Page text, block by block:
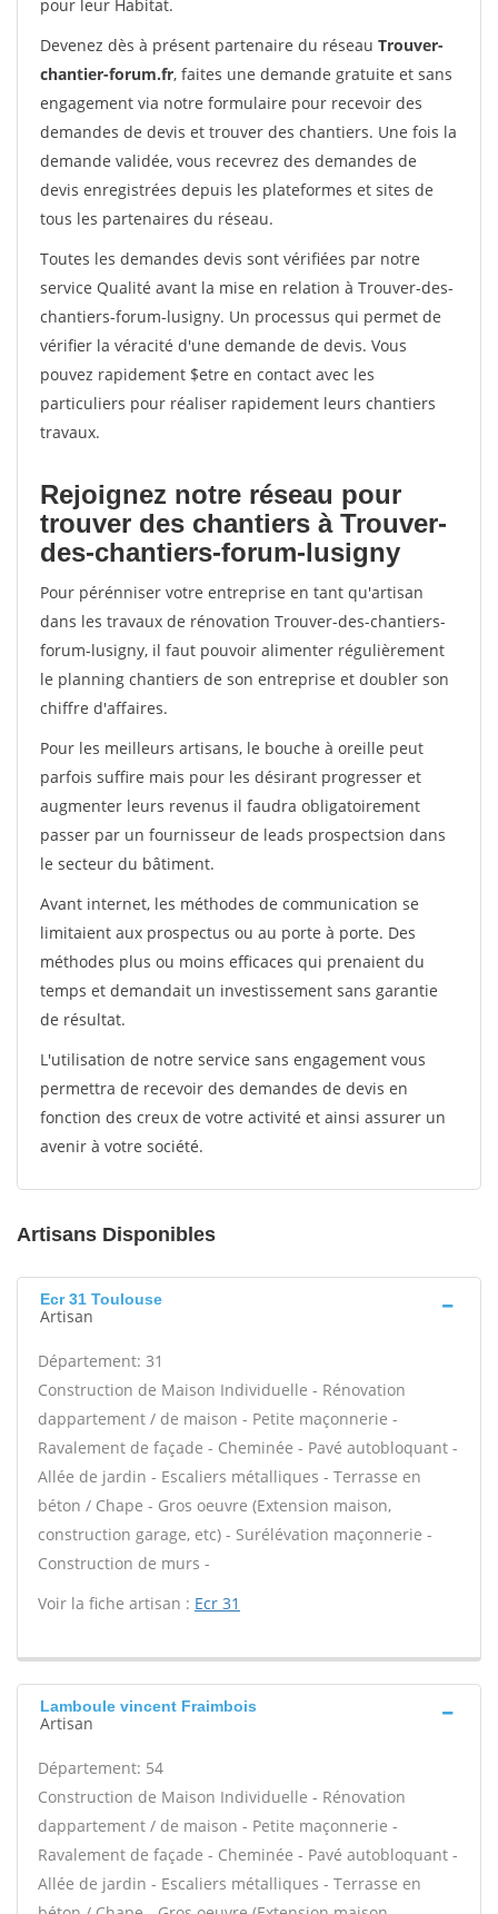
pour leur Habitat.
Devenez dès à présent partenaire du réseau Trouver-
chantier-forum.fr, faites une demande gratuite et sans
engagement via notre formulaire pour recevoir des
demandes de devis et trouver des chantiers. Une fois la
demande validée, vous recevrez des demandes de
devis enregistrées depuis les plateformes et sites de
tous les partenaires du réseau.
Toutes les demandes devis sont vérifiées par notre
service Qualité avant la mise en relation à Trouver-des-
chantiers-forum-lusigny. Un processus qui permet de
vérifier la véracité d'une demande de devis. Vous
pouvez rapidement $etre en contact avec les
particuliers pour réaliser rapidement leurs chantiers
travaux.
Rejoignez notre réseau pour
trouver des chantiers à Trouver-
des-chantiers-forum-lusigny
Pour pérénniser votre entreprise en tant qu'artisan
dans les travaux de rénovation Trouver-des-chantiers-
forum-lusigny, il faut pouvoir alimenter régulièrement
le planning chantiers de son entreprise et doubler son
chiffre d'affaires.
Pour les meilleurs artisans, le bouche à oreille peut
parfois suffire mais pour les désirant progresser et
augmenter leurs revenus il faudra obligatoirement
passer par un fournisseur de leads prospectsion dans
le secteur du bâtiment.
Avant internet, les méthodes de communication se
limitaient aux prospectus ou au porte à porte. Des
méthodes plus ou moins efficaces qui prenaient du
temps et demandait un investissement sans garantie
de résultat.
L'utilisation de notre service sans engagement vous
permettra de recevoir des demandes de devis en
fonction des creux de votre activité et ainsi assurer un
avenir à votre société.
Artisans Disponibles
Ecr 31 Toulouse
Artisan
Département: 31
Construction de Maison Individuelle - Rénovation
dappartement / de maison - Petite maçonnerie -
Ravalement de façade - Cheminée - Pavé autobloquant -
Allée de jardin - Escaliers métalliques - Terrasse en
béton / Chape - Gros oeuvre (Extension maison,
construction garage, etc) - Surélévation maçonnerie -
Construction de murs -
Voir la fiche artisan : Ecr 31
Lamboule vincent Fraimbois
Artisan
Département: 54
Construction de Maison Individuelle - Rénovation
dappartement / de maison - Petite maçonnerie -
Ravalement de façade - Cheminée - Pavé autobloquant -
Allée de jardin - Escaliers métalliques - Terrasse en